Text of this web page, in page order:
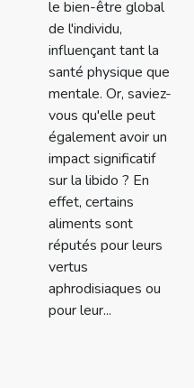
le bien-être global
de l'individu,
influençant tant la
santé physique que
mentale. Or, saviez-
vous qu'elle peut
également avoir un
impact significatif
sur la libido ? En
effet, certains
aliments sont
réputés pour leurs
vertus
aphrodisiaques ou
pour leur...